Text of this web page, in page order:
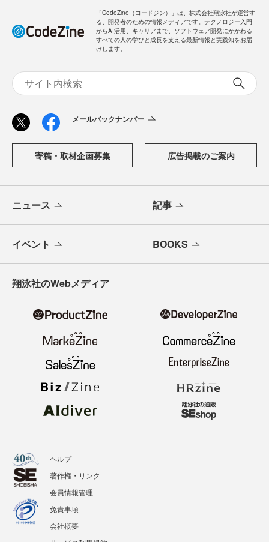
「CodeZine（コードジン）」は、株式会社翔泳社が運営す
る、開発者のための情報メディアです。テクノロジー入門
からAI活用、キャリアまで、ソフトウェア開発にかかわる
すべての人の学びと成長を支える最新情報と実践知をお届
けします。
メールバックナンバー
寄稿・取材企画募集 広告掲載のご案内
ニュース 記事
イベント BOOKS
翔泳社のWebメディア
ヘルプ
著作権・リンク
会員情報管理
免責事項
会社概要